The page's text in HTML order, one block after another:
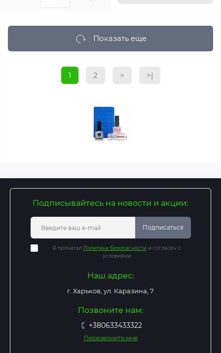
Показать еще
1 2 > >|
Подписывайтесь на новости и акции:
Подписаться
Я прочитал Политика безопасности и согласен с
условиями
Наш адрес:
г. Харьков, ул. Каразина, 7
Позвоните нам:
+380633433322
Перезвоните мне